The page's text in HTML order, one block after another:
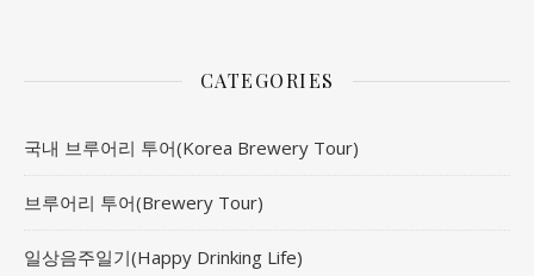
CATEGORIES
국내 브루어리 투어(Korea Brewery Tour)
브루어리 투어(Brewery Tour)
일상음주일기(Happy Drinking Life)